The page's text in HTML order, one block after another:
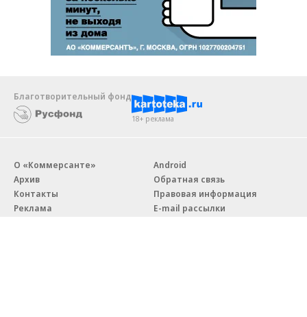
Благотворительный фонд
18+ реклама
О «Коммерсанте»
Архив
Контакты
Реклама
Android
Обратная связь
Правовая информация
E-mail рассылки